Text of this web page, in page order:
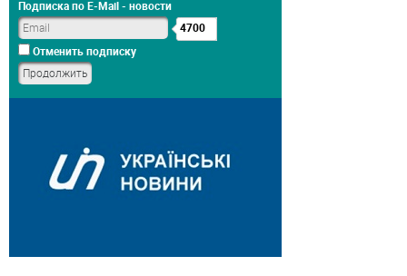
Подписка по E-Mail - новости
4700
Отменить подписку